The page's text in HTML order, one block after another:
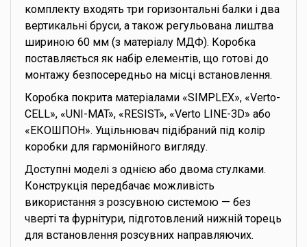
комплекту входять три горизонтальні балки і два
вертикальні бруси, а також регульована лиштва
шириною 60 мм (з матеріалу МДФ). Коробка
поставляється як набір елементів, що готові до
монтажу безпосередньо на місці встановлення.
Коробка покрита матеріалами «SIMPLEX», «Verto-
CELL», «UNI-MAT», «RESIST», «Verto LINE-3D» або
«ЕКОШПОН». Ущільнювач підібраний під колір
коробки для гармонійного вигляду.
Доступні моделі з однією або двома стулками.
Конструкція передбачає можливість
використання з розсувною системою — без
чверті та фурнітури, підготовлений нижній торець
для встановлення розсувних направляючих.